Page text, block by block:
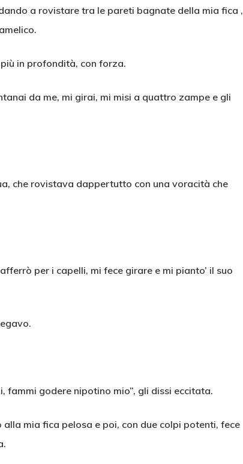
a rovistare tra le pareti bagnate della mia fica ,
in profondità, con forza.
da me, mi girai, mi misi a quattro zampe e gli
che rovistava dappertutto con una voracità che
per i capelli, mi fece girare e mi pianto’ il suo
fammi godere nipotino mio”, gli dissi eccitata.
mia fica pelosa e poi, con due colpi potenti, fece